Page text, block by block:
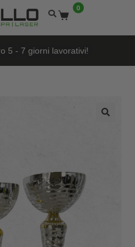
0
5 - 7 giorni lavorativi!